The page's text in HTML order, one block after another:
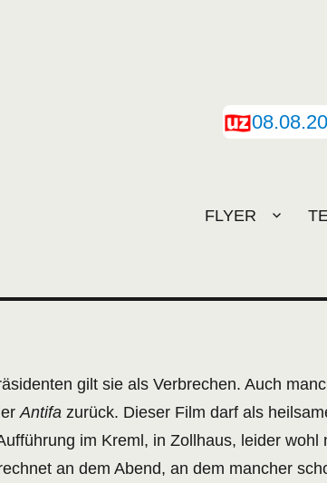
FLYER
gilt sie als Verbrechen. Auch
Antifa zurück. Dieser Film darf als
im Kreml, in Zollhaus, leider wohl
an dem Abend, an dem mancher